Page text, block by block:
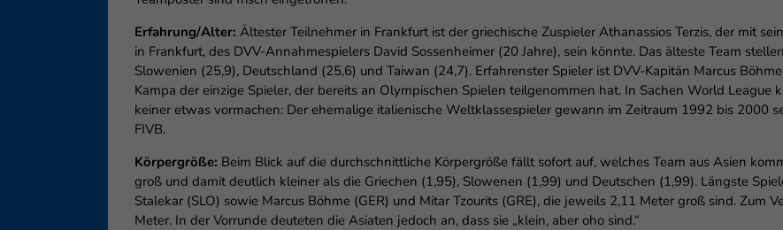
Erfahrung/Alter: Ältester Teilnehmer in Frankfurt ist der griechische Zuspieler Athanassios Terzis, der mit
in Frankfurt, des DVV-Annahmespielers David Sossenheimer (20 Jahre), sein könnte. Das älteste Team
Slowenien (25,9), Deutschland (25,6) und Taiwan (24,7). Erfahrenster Spieler ist DVV-Kapitän Marcus
Kampa der einzige Spieler, der bereits an Olympischen Spielen teilgenommen hat. In Sachen World League
keiner etwas vormachen: Der ehemalige italienische Weltklassespieler gewann im Zeitraum 1992 bis 2000
FIVB.
Körpergröße: Beim Blick auf die durchschnittliche Körpergröße fällt sofort auf, welches Team aus Asien
groß und damit deutlich kleiner als die Griechen (1,95), Slowenen (1,99) und Deutschen (1,99). Längste
Stalekar (SLO) sowie Marcus Böhme (GER) und Mitar Tzourits (GRE), die jeweils 2,11 Meter groß sind. Zum
Meter. In der Vorrunde deuteten die Asiaten jedoch an, dass sie „klein, aber oho sind.“